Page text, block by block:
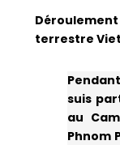
Déroulement
terrestre
suis
au
Phnom